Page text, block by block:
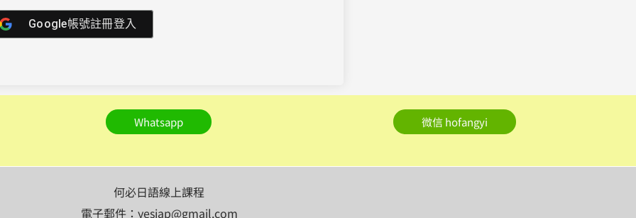
Google帳號註冊登入
Whatsapp 微信 hofangyi
何必日語線上課程
電子郵件：yesjap@gmail.com